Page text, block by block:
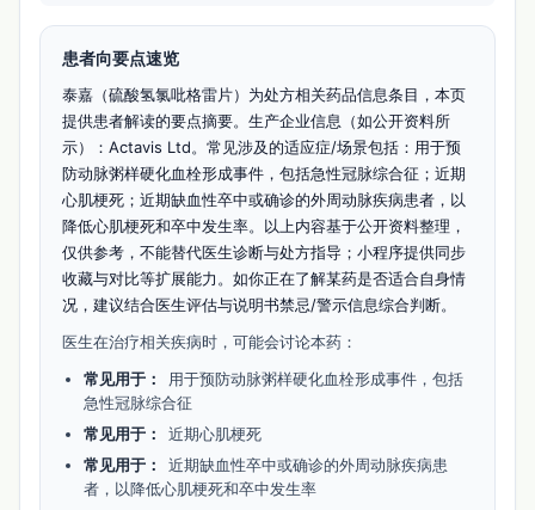
患者向要点速览
泰嘉（硫酸氢氯吡格雷片）为处方相关药品信息条目，本页
提供患者解读的要点摘要。生产企业信息（如公开资料所
示）：Actavis Ltd。常见涉及的适应症/场景包括：用于预
防动脉粥样硬化血栓形成事件，包括急性冠脉综合征；近期
心肌梗死；近期缺血性卒中或确诊的外周动脉疾病患者，以
降低心肌梗死和卒中发生率。以上内容基于公开资料整理，
仅供参考，不能替代医生诊断与处方指导；小程序提供同步
收藏与对比等扩展能力。如你正在了解某药是否适合自身情
况，建议结合医生评估与说明书禁忌/警示信息综合判断。
医生在治疗相关疾病时，可能会讨论本药：
常见用于：
用于预防动脉粥样硬化血栓形成事件，包括
急性冠脉综合征
常见用于：
近期心肌梗死
常见用于：
近期缺血性卒中或确诊的外周动脉疾病患
者，以降低心肌梗死和卒中发生率